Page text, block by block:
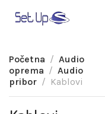
Početna
Audio
oprema
Audio
pribor
Kablovi